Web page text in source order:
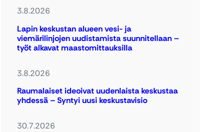
3.8.2026
Lapin keskustan alueen vesi- ja
viemärilinjojen uudistamista suunnitellaan –
työt alkavat maastomittauksilla
3.8.2026
Raumalaiset ideoivat uudenlaista keskustaa
yhdessä – Syntyi uusi keskustavisio
30.7.2026